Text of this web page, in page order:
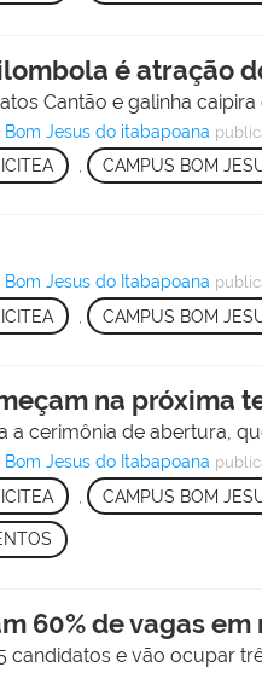
é atração
Cantão e galinha
Jesus do itabapoana
CAMPUS BOM
Jesus do Itabapoana
CAMPUS BOM
na próxima
a cerimônia de abertura,
Jesus do Itabapoana
CAMPUS BOM
60% de vagas
e vão ocupar